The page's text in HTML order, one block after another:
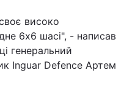
Інциденти
Туризм
високо
6х6 шасі", - написав
генеральний
Inguar Defence Артем